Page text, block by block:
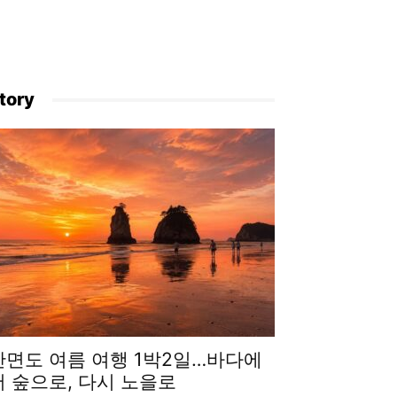
면도 여름 여행 1박2일…바다에
숲으로, 다시 노을로